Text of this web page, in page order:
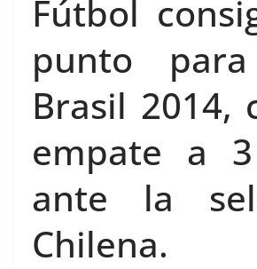
Fútbol
punto
Brasil 2014,
empate a
ante la
Chilena.